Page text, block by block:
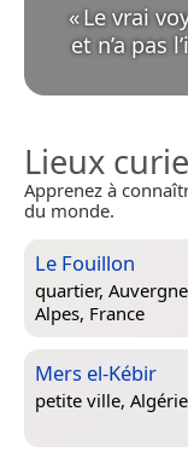
«Le vrai
et n’a pas
Lieux
Apprenez à
du monde.
Le Fouillon
quartier,
Alpes, France
Mers el-Kébir
petite ville, Algérie